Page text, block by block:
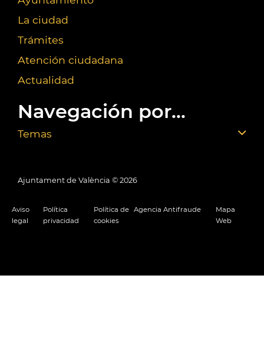
La ciudad
Trámites
Atención ciudadana
Actualidad
Navegación por...
Temas
Ajuntament de València © 2026
Aviso
legal
Política
privacidad
Política de
cookies
Agencia Antifraude
Mapa
Web